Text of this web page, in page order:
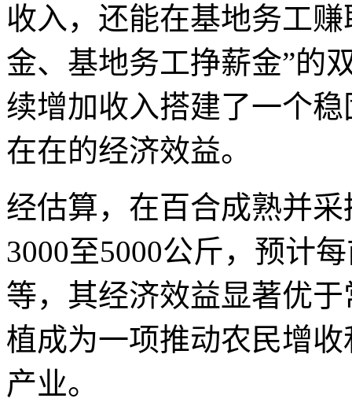
收入，还能在基地务工
金、基地务工挣薪金”的
续增加收入搭建了一个
在在的经济效益。
经估算，在百合成熟并
3000至5000公斤，预计
等，其经济效益显著优
植成为一项推动农民增
产业。